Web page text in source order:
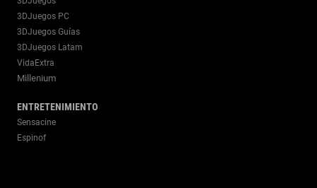
3DJuegos PC
3DJuegos Guías
3DJuegos Latam
VidaExtra
Millenium
ENTRETENIMIENTO
Sensacine
Espinof